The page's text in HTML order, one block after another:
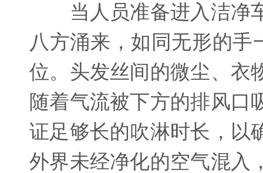
当人员准备进入洁净车
八方涌来，如同无形的手
位。头发丝间的微尘、衣
随着气流被下方的排风口
证足够长的吹淋时长，以
外界未经净化的空气混入